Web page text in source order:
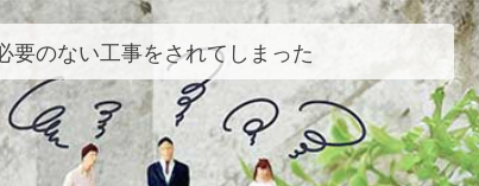
要のない工事をされてしまった